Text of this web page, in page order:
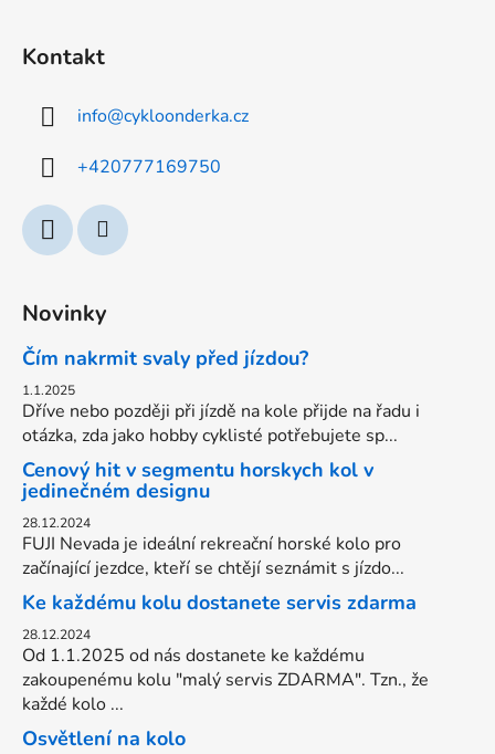
Kontakt
info@cykloonderka.cz
+420777169750
Novinky
Čím nakrmit svaly před jízdou?
1.1.2025
Dříve nebo později při jízdě na kole přijde na řadu i
otázka, zda jako hobby cyklisté potřebujete sp...
Cenový hit v segmentu horskych kol v
jedinečném designu
28.12.2024
FUJI Nevada je ideální rekreační horské kolo pro
začínající jezdce, kteří se chtějí seznámit s jízdo...
Ke každému kolu dostanete servis zdarma
28.12.2024
Od 1.1.2025 od nás dostanete ke každému
zakoupenému kolu "malý servis ZDARMA". Tzn., že
každé kolo ...
Osvětlení na kolo